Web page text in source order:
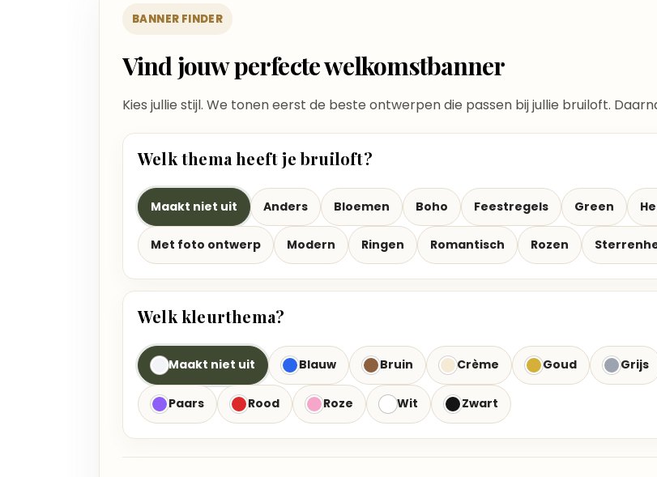
BANNER FINDER
Vind jouw perfecte welkomstbanner
Kies jullie stijl. We tonen eerst de beste ontwerpen die passen bij jullie bruiloft.
Welk thema heeft je bruiloft?
Maakt niet uit Anders Bloemen Boho Feestregels Green
Met foto ontwerp Modern Ringen Romantisch Rozen
Welk kleurthema?
Maakt niet uit Blauw Bruin Crème Goud Grijs
Paars Rood Roze Wit Zwart